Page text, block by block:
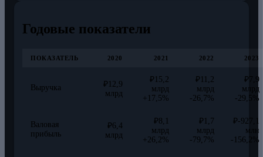
Годовые показатели
ПОКАЗАТЕЛЬ 2020 2021 2022 2023
Выручка
₽12,9
млрд
₽15,2
млрд
+17,5%
₽11,2
млрд
-26,7%
₽7,9
млрд
-29,5%
Валовая
прибыль
₽6,4
млрд
₽8,1
млрд
+26,2%
₽1,7
млрд
-79,7%
₽-927,1
млн
-156,2%